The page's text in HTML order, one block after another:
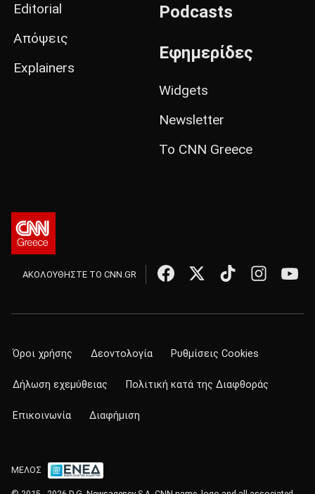
Editorial
Απόψεις
Explainers
Podcasts
Εφημερίδες
Widgets
Newsletter
Το CNN Greece
ΑΚΟΛΟΥΘΗΣΤΕ ΤΟ CNN.GR
Όροι χρήσης Δεοντολογία Ρυθμίσεις Cookies
Δήλωση εχεμύθειας Πολιτική κατά της Διαφθοράς
Επικοινωνία Διαφήμιση
ΜΕΛΟΣ